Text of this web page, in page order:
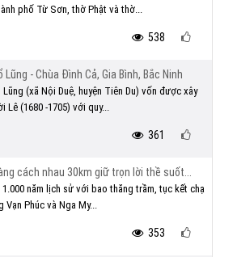
phố Từ Sơn, thờ Phật và thờ...
538
Lũng - Chùa Đình Cả, Gia Bình, Bắc Ninh
Lũng (xã Nội Duệ, huyện Tiên Du) vốn được xây
Lê (1680 -1705) với quy...
361
cách nhau 30km giữ trọn lời thề suốt...
năm lịch sử với bao thăng trầm, tục kết chạ
Vạn Phúc và Nga My...
353